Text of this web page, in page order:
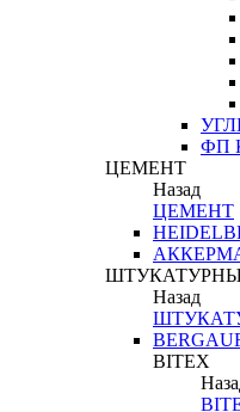
ФП
ЦЕМЕНТ
Назад
ЦЕМЕНТ
Назад
BITEX